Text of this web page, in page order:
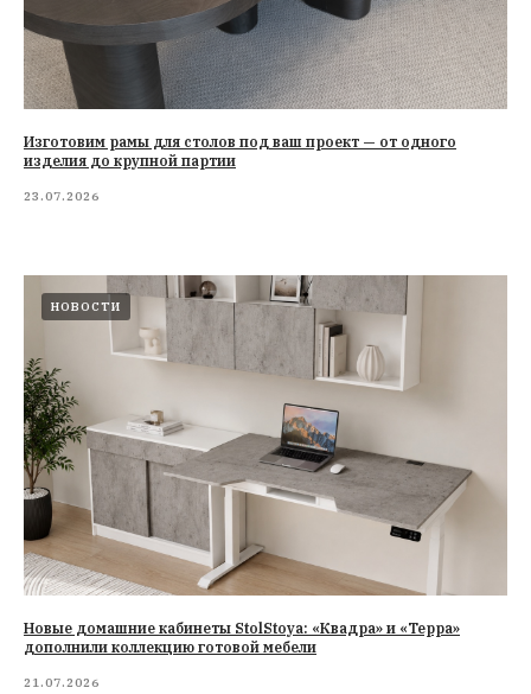
Изготовим рамы для столов под ваш проект — от одного
изделия до крупной партии
23.07.2026
НОВОСТИ
Новые домашние кабинеты StolStoya: «Квадра» и «Терра»
дополнили коллекцию готовой мебели
21.07.2026